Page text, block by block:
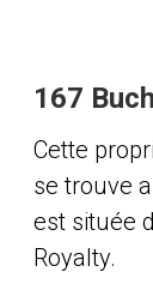
167
Cette
se trouve
est située
Royalty.